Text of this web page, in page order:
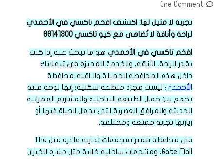
One Comment
تجربة لا مثيل لها: اكتشف افخم تاكسي في الأحمدي
لراحة وأناقة لا تُضاهى مع كيو تاكسي 66141300
افخم تاكسي في الأحمديهو ما تبحث عنه إذا كنت
تقدر الراحة، الأناقة، والخدمة المميزة في تنقلاتك
داخل هذه المحافظة الجميلة والراقية. محافظة
الأحمدي ليست مجرد منطقة سكنية؛ إنها لوحة فنية
تجمع بين جمال الطبيعة الساحلية والمشاريع العمرانية
الحديثة والمرافق العصرية التي تجعل الحياة فيها أو
زيارتها تجربة ممتعة ومختلفة.
في محافظة تتميز بمجمعات تجارية فاخرة مثل The
Gate Mall، ومنتجعات ساحلية خلابة مثل منتزه الخيران